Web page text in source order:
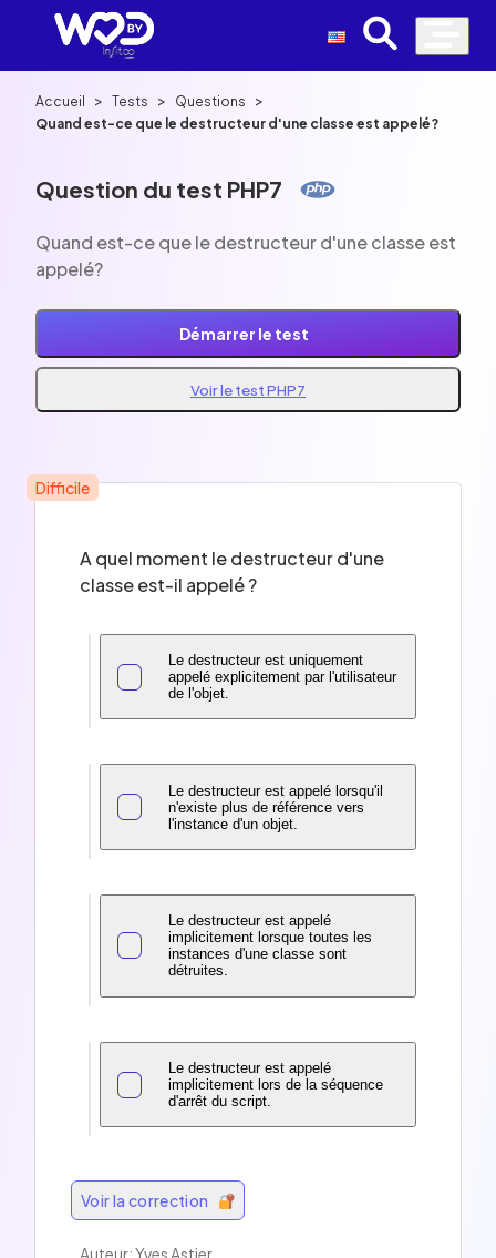
Accueil > Tests > Questions >
Quand est-ce que le destructeur d'une classe est appelé?
Question du test PHP7
Quand est-ce que le destructeur d'une classe est
appelé?
Démarrer le test
Voir le test PHP7
Difficile
A quel moment le destructeur d'une
classe est-il appelé ?
Le destructeur est uniquement
appelé explicitement par l'utilisateur
de l'objet.
Le destructeur est appelé lorsqu'il
n'existe plus de référence vers
l'instance d'un objet.
Le destructeur est appelé
implicitement lorsque toutes les
instances d'une classe sont
détruites.
Le destructeur est appelé
implicitement lors de la séquence
d'arrêt du script.
Voir la correction